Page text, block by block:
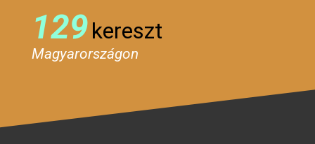
129kereszt
Magyarországon